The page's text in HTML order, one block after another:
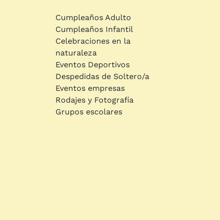
Cumpleaños Adulto
Cumpleaños Infantil
Celebraciones en la
naturaleza
Eventos Deportivos
Despedidas de Soltero/a
Eventos empresas
Rodajes y Fotografía
Grupos escolares